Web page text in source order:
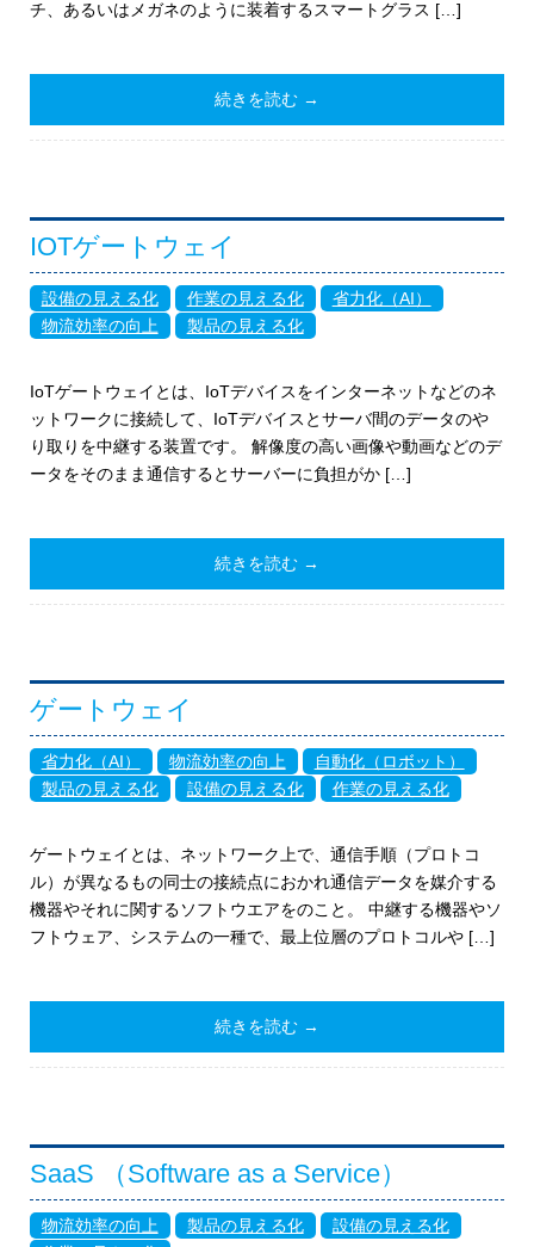
チ、あるいはメガネのように装着するスマートグラス […]
続きを読む →
IOTゲートウェイ
設備の見える化 作業の見える化
省力化（AI）
物流効率の向上
製品の見える化
IoTゲートウェイとは、IoTデバイスをインターネットなどのネ
ットワークに接続して、IoTデバイスとサーバ間のデータのや
り取りを中継する装置です。 解像度の高い画像や動画などのデ
ータをそのまま通信するとサーバーに負担がか […]
続きを読む →
ゲートウェイ
省力化（AI） 物流効率の向上
自動化（ロボット）
製品の見える化
設備の見える化 作業の見える化
ゲートウェイとは、ネットワーク上で、通信手順（プロトコ
ル）が異なるもの同士の接続点におかれ通信データを媒介する
機器やそれに関するソフトウエアをのこと。 中継する機器やソ
フトウェア、システムの一種で、最上位層のプロトコルや […]
続きを読む →
SaaS （Software as a Service）
物流効率の向上 製品の見える化
設備の見える化